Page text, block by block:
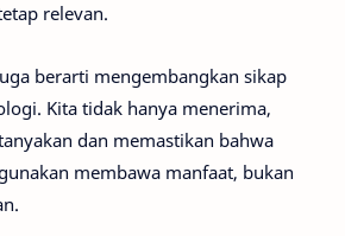
relevan.
berarti mengembangkan sikap
Kita tidak hanya menerima,
dan memastikan bahwa
membawa manfaat, bukan